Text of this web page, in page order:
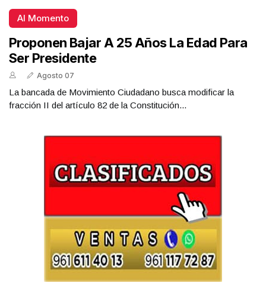
Al Momento
Proponen Bajar A 25 Años La Edad Para
Ser Presidente
Agosto 07
La bancada de Movimiento Ciudadano busca modificar la
fracción II del artículo 82 de la Constitución...